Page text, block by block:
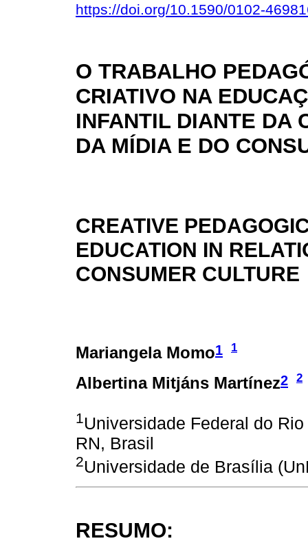
https://doi.org/10.1590/0102-
O TRABALHO
CRIATIVO NA
INFANTIL DIANTE DA
DA MÍDIA E DO
CREATIVE
EDUCATION IN
CONSUMER CULTURE
Mariangela Momo1 1
Albertina Mitjáns Martínez2 2
1Universidade Federal do
RN, Brasil
2Universidade de Brasília
RESUMO: